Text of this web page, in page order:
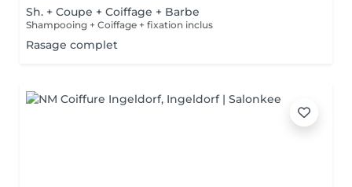
Sh. + Coupe + Coiffage + Barbe
Shampooing + Coiffage + fixation inclus
Rasage complet